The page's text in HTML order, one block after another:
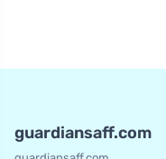
guardiansaff.com